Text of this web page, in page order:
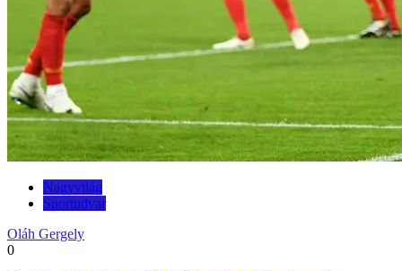
Nagyvilág
Sportudvar
Oláh Gergely
0